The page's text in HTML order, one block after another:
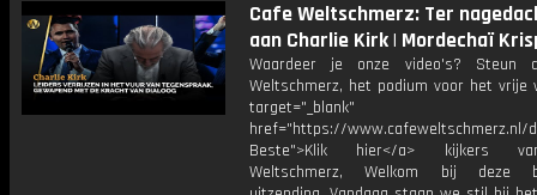
Cafe Weltschmerz: Ter
aan Charlie Kirk | Mordechaï
Waardeer je onze video's? Steun
Weltschmerz, het podium voor het vrije
target="_blank"
href="https://www.cafeweltschmerz.nl/
Beste">Klik hier</a> kijkers
Weltschmerz, Welkom bij deze